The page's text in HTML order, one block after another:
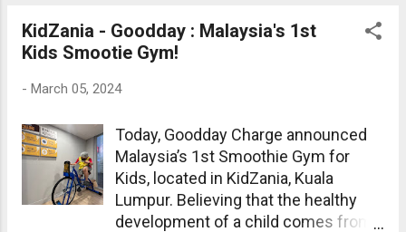
骤尽在在视频中！你们会惊讶于孩子
们的小手可以创造出这么多的科学奇
KidZania - Goodday : Malaysia's 1st
Kids Smootie Gym!
- March 05, 2024
Today, Goodday Charge announced
Malaysia’s 1st Smoothie Gym for
Kids, located in KidZania, Kuala
Lumpur. Believing that the healthy
development of a child comes from